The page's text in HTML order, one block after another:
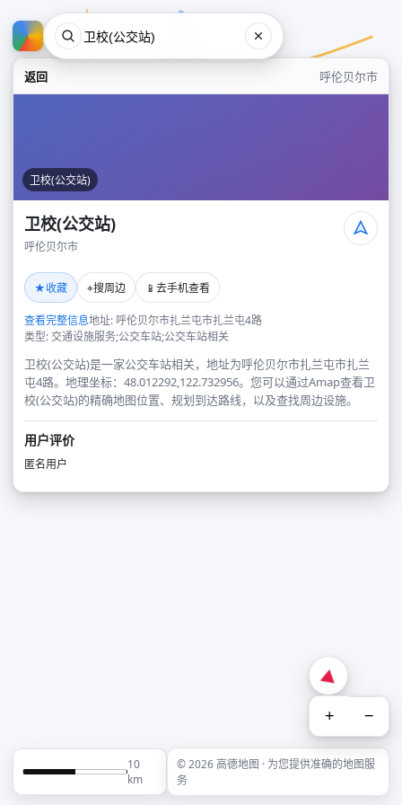
返回 呼伦贝尔市
卫校(公交站)
卫校(公交站)
呼伦贝尔市
★收藏 ⌖搜周边 📱 去手机查看
查看完整信息地址: 呼伦贝尔市扎兰屯市扎兰屯4路
类型: 交通设施服务;公交车站;公交车站相关
卫校(公交站)是一家公交车站相关，地址为呼伦贝尔市扎兰屯市扎兰
屯4路。地理坐标：48.012292,122.732956。您可以通过Amap查看卫
校(公交站)的精确地图位置、规划到达路线，以及查找周边设施。
用户评价
匿名用户
+ −
10
km
© 2026 高德地图 · 为您提供准确的地图服
务